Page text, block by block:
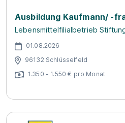
Ausbildung Kaufmann/ -
Lebensmittelfilialbetrieb
01.08.2026
96132 Schlüsselfeld
1.350 - 1.550 € pro Monat